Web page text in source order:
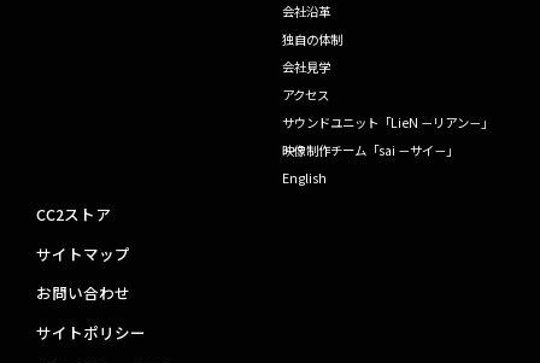
会社沿革
独自の体制
会社見学
アクセス
サウンドユニット「LieN －リアン－」
映像制作チーム「sai －サイ－」
English
CC2ストア
サイトマップ
お問い合わせ
サイトポリシー